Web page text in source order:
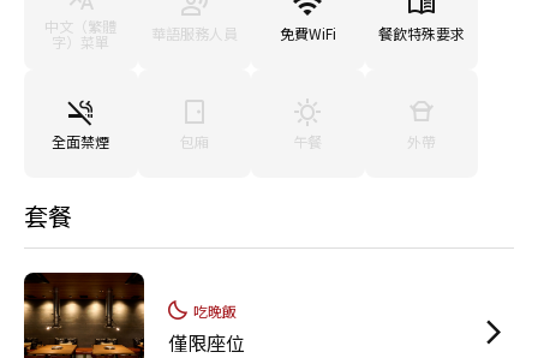
中文（繁體
字）菜單 華語服務人員 免費WiFi 餐飲特殊要求
全面禁煙 包廂 午餐 外帶
套餐
吃晚飯
僅限座位